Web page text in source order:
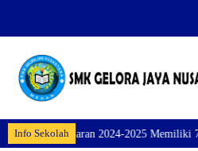
Info Sekolah
2025 Memiliki 7 Jurusan yaitu: